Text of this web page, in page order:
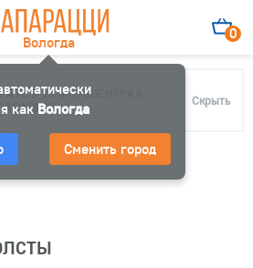
Вологда
как Вологда
Сменить город
0
В 10 ФОТОЦЕНТРАХ
Скрыть